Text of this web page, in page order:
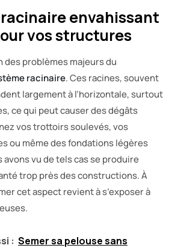
envahissant
vos structures
des problèmes majeurs du
racinaire. Ces racines, souvent
largement à l’horizontale, surtout
ce qui peut causer des dégâts
vos trottoirs soulevés, vos
ou même des fondations légères
avons vu de tels cas se produire
trop près des constructions. À
cet aspect revient à s’exposer à
: Semer sa pelouse sans